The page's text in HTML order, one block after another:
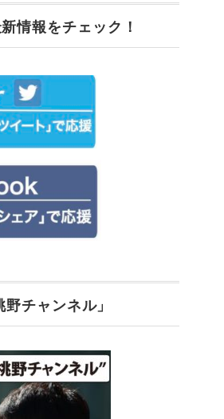
情報をチェック！
チャンネル」